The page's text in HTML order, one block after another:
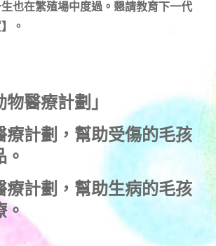
也在繁殖場中度過。懇請教育下一代
。
醫療計劃」
療計劃 ，幫助受傷的毛孩
療計劃 ，幫助生病的毛孩
。